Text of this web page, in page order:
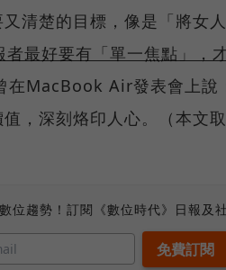
清楚的目標，像是「將女
者最好要有「單一焦點」，
MacBook Air發表會上說
，深刻烙印人心。（本文
位趨勢！訂閱《數位時代》日報及